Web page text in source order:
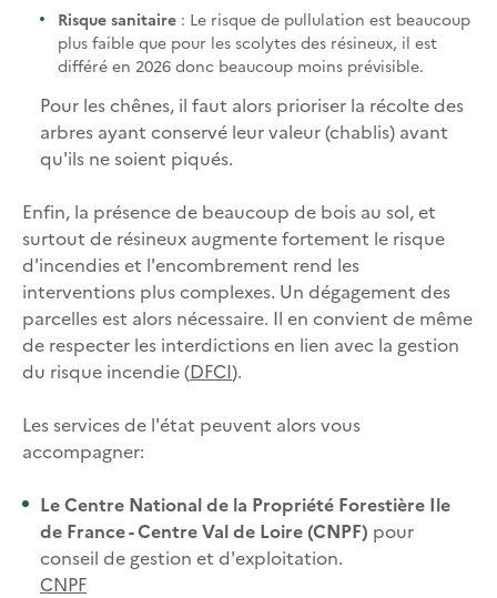
Risque sanitaire : Le risque de pullulation est beaucoup
plus faible que pour les scolytes des résineux, il est
différé en 2026 donc beaucoup moins prévisible.
Pour les chênes, il faut alors prioriser la récolte des
arbres ayant conservé leur valeur (chablis) avant
qu'ils ne soient piqués.
Enfin, la présence de beaucoup de bois au sol, et
surtout de résineux augmente fortement le risque
d'incendies et l'encombrement rend les
interventions plus complexes. Un dégagement des
parcelles est alors nécessaire. Il en convient de même
de respecter les interdictions en lien avec la gestion
du risque incendie (DFCI).
Les services de l'état peuvent alors vous
accompagner:
Le Centre National de la Propriété Forestière Ile
de France - Centre Val de Loire (CNPF) pour
conseil de gestion et d'exploitation.
CNPF